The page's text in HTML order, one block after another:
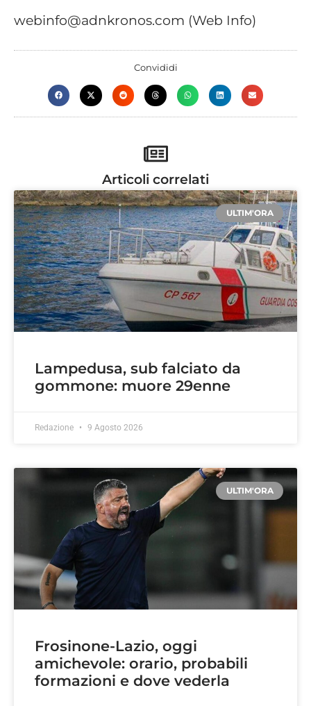
webinfo@adnkronos.com (Web Info)
Convididi
Articoli correlati
ULTIM'ORA
Lampedusa, sub falciato da
gommone: muore 29enne
Redazione 9 Agosto 2026
ULTIM'ORA
Frosinone-Lazio, oggi
amichevole: orario, probabili
formazioni e dove vederla